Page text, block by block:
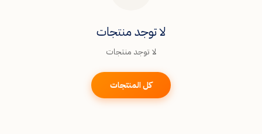
لا توجد منتجات
لا توجد منتجات
كل المنتجات